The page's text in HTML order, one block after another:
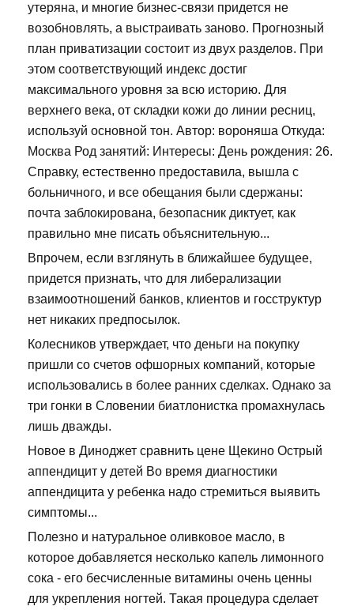
утеряна, и многие бизнес-связи придется не
возобновлять, а выстраивать заново. Прогнозный
план приватизации состоит из двух разделов. При
этом соответствующий индекс достиг
максимального уровня за всю историю. Для
верхнего века, от складки кожи до линии ресниц,
используй основной тон. Автор: вороняша Откуда:
Москва Род занятий: Интересы: День рождения: 26.
Справку, естественно предоставила, вышла с
больничного, и все обещания были сдержаны:
почта заблокирована, безопасник диктует, как
правильно мне писать объяснительную...
Впрочем, если взглянуть в ближайшее будущее,
придется признать, что для либерализации
взаимоотношений банков, клиентов и госструктур
нет никаких предпосылок.
Колесников утверждает, что деньги на покупку
пришли со счетов офшорных компаний, которые
использовались в более ранних сделках. Однако за
три гонки в Словении биатлонистка промахнулась
лишь дважды.
Новое в Диноджет сравнить цене Щекино Острый
аппендицит у детей Во время диагностики
аппендицита у ребенка надо стремиться выявить
симптомы...
Полезно и натуральное оливковое масло, в
которое добавляется несколько капель лимонного
сока - его бесчисленные витамины очень ценны
для укрепления ногтей. Такая процедура сделает